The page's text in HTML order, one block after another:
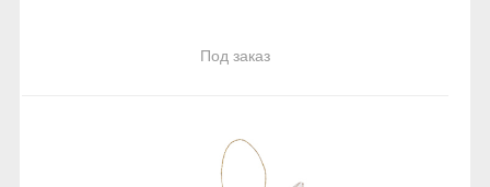
Под заказ